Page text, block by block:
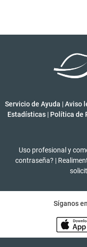
Servicio de Ayuda |Aviso
Estadísticas | Política de
Uso profesional y
contraseña? |
Síganos en